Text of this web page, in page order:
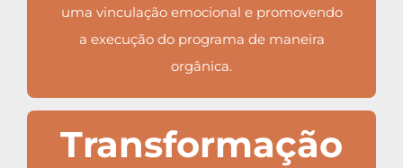
uma vinculação emocional e promovendo
a execução do programa de maneira
orgânica.
Transformação